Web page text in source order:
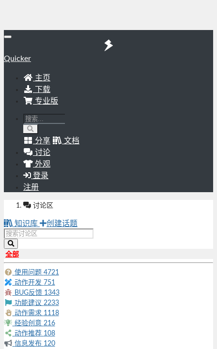
Quicker
主页
下载
专业版
分享
文档
讨论
外观
登录
注册
讨论区
知识库 创建话题
全部
使用问题 4721
动作开发 751
BUG反馈 1343
功能建议 2233
动作需求 1118
经验创意 216
动作推荐 108
信息发布 120